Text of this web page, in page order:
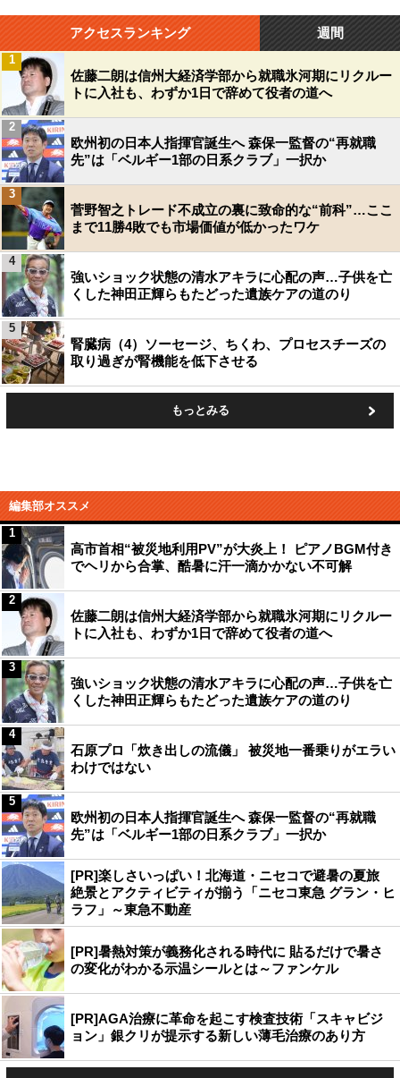
アクセスランキング 週間
佐藤二朗は信州大経済学部から就職氷河期にリクルー
トに入社も、わずか1日で辞めて役者の道へ
1
欧州初の日本人指揮官誕生へ 森保一監督の“再就職
先”は「ベルギー1部の日系クラブ」一択か
2
菅野智之トレード不成立の裏に致命的な“前科”…ここ
まで11勝4敗でも市場価値が低かったワケ
3
強いショック状態の清水アキラに心配の声…子供を亡
くした神田正輝らもたどった遺族ケアの道のり
4
腎臓病（4）ソーセージ、ちくわ、プロセスチーズの
取り過ぎが腎機能を低下させる
5
もっとみる
編集部オススメ
高市首相“被災地利用PV”が大炎上！ ピアノBGM付き
でヘリから合掌、酷暑に汗一滴かかない不可解
1
佐藤二朗は信州大経済学部から就職氷河期にリクルー
トに入社も、わずか1日で辞めて役者の道へ
2
強いショック状態の清水アキラに心配の声…子供を亡
くした神田正輝らもたどった遺族ケアの道のり
3
石原プロ「炊き出しの流儀」 被災地一番乗りがエラい
わけではない
4
欧州初の日本人指揮官誕生へ 森保一監督の“再就職
先”は「ベルギー1部の日系クラブ」一択か
5
[PR]楽しさいっぱい！北海道・ニセコで避暑の夏旅
絶景とアクティビティが揃う「ニセコ東急 グラン・ヒ
ラフ」～東急不動産
[PR]暑熱対策が義務化される時代に 貼るだけで暑さ
の変化がわかる示温シールとは～ファンケル
[PR]AGA治療に革命を起こす検査技術「スキャビジ
ョン」銀クリが提示する新しい薄毛治療のあり方